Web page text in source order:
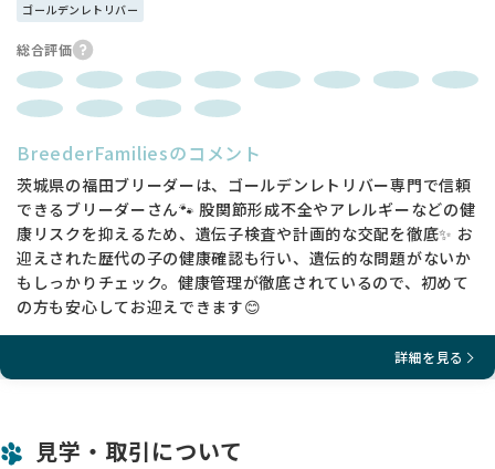
ゴールデンレトリバー
総合評価
BreederFamiliesのコメント
茨城県の福田ブリーダーは、ゴールデンレトリバー専門で信頼
できるブリーダーさん🐾 股関節形成不全やアレルギーなどの健
康リスクを抑えるため、遺伝子検査や計画的な交配を徹底✨ お
迎えされた歴代の子の健康確認も行い、遺伝的な問題がないか
もしっかりチェック。健康管理が徹底されているので、初めて
の方も安心してお迎えできます😊
詳細を見る
見学・取引について